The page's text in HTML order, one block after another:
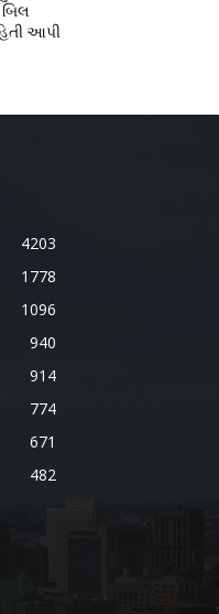
આપી
4203
1778
1096
940
914
774
671
482